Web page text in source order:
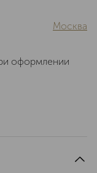
Москва
оформлении